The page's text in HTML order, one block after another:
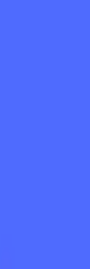
по API к самым
выражений и
(bash/zsh).
и пополнить